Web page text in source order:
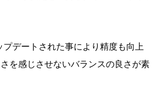
デートされた事により精度も向上
を感じさせないバランスの良さが素